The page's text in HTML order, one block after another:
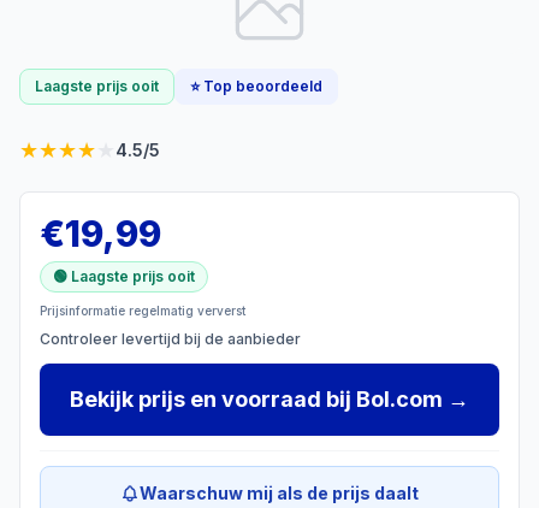
Laagste prijs ooit ⭐ Top beoordeeld
★★★★ 4.5/5
€19,99
🟢 Laagste prijs ooit
Prijsinformatie regelmatig ververst
Controleer levertijd bij de aanbieder
Bekijk prijs en voorraad bij Bol.com →
Waarschuw mij als de prijs daalt